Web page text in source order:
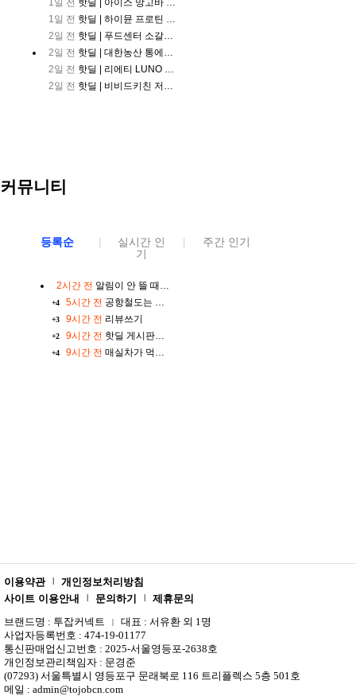
1일 전 핫딜 | 하이뮨 프로틴 밸런스 액티브 제로, 밀크쉐이크, 250ml, 18개
2일 전 핫딜 | 푸드센터 소갈비살, 200g, 5팩
2일 전 핫딜 | 대한농산 통에담은 슈퍼푸드 5곡 플러스 맞춤혼합 21곡, 2kg, 2개
2일 전 핫딜 | 리에티 LUNO RT 4056 선글라스
2일 전 핫딜 | 비비드키친 저당 닭가슴살 브리또 숯불매콤, 2개
커뮤니티
등록순
실시간 인
기
주간 인기
2시간 전 알림이 안 뜰 때가 있네요.
+4 5시간 전 공항철도는 지하철과 비슷한가요?
+3 9시간 전 리뷰쓰기
+2 9시간 전 핫딜 게시판이 어디 있어요?
+4 9시간 전 매실차가 먹고 싶네요
이용약관
개인정보처리방침
사이트 이용안내
문의하기 제휴문의
브랜드명 : 투잡커넥트 |
대표 : 서유환 외 1명
사업자등록번호 : 474-19-01177
통신판매업신고번호 : 2025-서울영등포-2638호
개인정보관리책임자 : 문경준
(07293) 서울특별시 영등포구 문래북로 116 트리플렉스 5층 501호
메일 : admin@tojobcn.com